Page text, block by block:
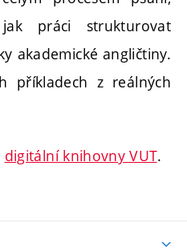
práci strukturovat
akademické angličtiny.
příkladech z reálných
digitální knihovny VUT.